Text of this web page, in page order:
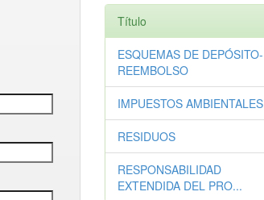
Título
ESQUEMAS DE DEPÓSITO-
REEMBOLSO
IMPUESTOS AMBIENTALES
RESIDUOS
RESPONSABILIDAD
EXTENDIDA DEL PRO...